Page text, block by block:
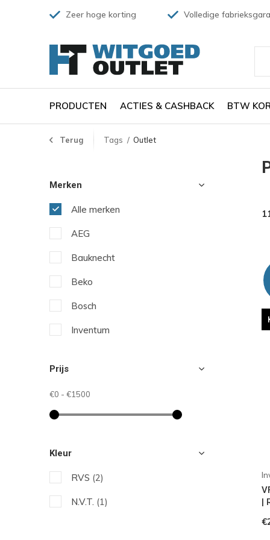
PRODUCTEN ACTIES & CASHBACK BTW
Zeer hoge korting Volledige
Terug Tags Outlet
|
Merken
Alle merken
AEG
Bauknecht
Beko
Bosch
Inventum
Prijs
€0 - €1500
Kleur
RVS (2)
N.V.T. (1)